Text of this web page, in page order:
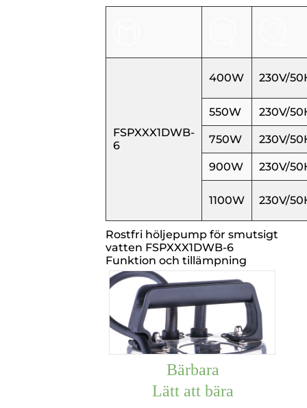
FSPXXX1DWB-
6
400W 230V/
550W 230V/
750W 230V/
900W 230V/
1100W 230V/
Rostfri höljepump för smutsigt
vatten FSPXXX1DWB-6
Funktion och tillämpning
Bärbara
Lätt att bära